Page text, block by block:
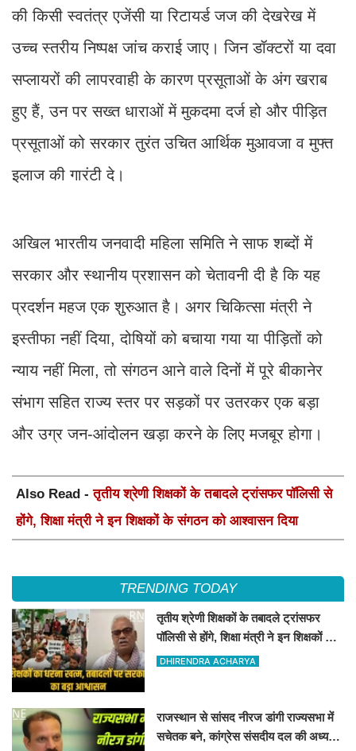
की किसी स्वतंत्र एजेंसी या रिटायर्ड जज की देखरेख में
उच्च स्तरीय निष्पक्ष जांच कराई जाए। जिन डॉक्टरों या दवा
सप्लायरों की लापरवाही के कारण प्रसूताओं के अंग खराब
हुए हैं, उन पर सख्त धाराओं में मुकदमा दर्ज हो और पीड़ित
प्रसूताओं को सरकार तुरंत उचित आर्थिक मुआवजा व मुफ्त
इलाज की गारंटी दे।
​अखिल भारतीय जनवादी महिला समिति ने साफ शब्दों में
सरकार और स्थानीय प्रशासन को चेतावनी दी है कि यह
प्रदर्शन महज एक शुरुआत है। अगर चिकित्सा मंत्री ने
इस्तीफा नहीं दिया, दोषियों को बचाया गया या पीड़ितों को
न्याय नहीं मिला, तो संगठन आने वाले दिनों में पूरे बीकानेर
संभाग सहित राज्य स्तर पर सड़कों पर उतरकर एक बड़ा
और उग्र जन-आंदोलन खड़ा करने के लिए मजबूर होगा।
Also Read -तृतीय श्रेणी शिक्षकों के तबादले ट्रांसफर पॉलिसी से
होंगे, शिक्षा मंत्री ने इन शिक्षकों के संगठन को आश्वासन दिया
TRENDING TODAY
तृतीय श्रेणी शिक्षकों के तबादले ट्रांसफर
पॉलिसी से होंगे, शिक्षा मंत्री ने इन शिक्षकों के
संगठन को आश्वासन दिया
DHIRENDRA ACHARYA
राजस्थान से सांसद नीरज डांगी राज्यसभा में
सचेतक बने, कांग्रेस संसदीय दल की अध्यक्ष